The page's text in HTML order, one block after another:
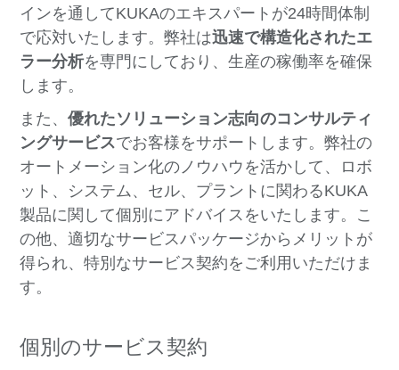
インを通してKUKAのエキスパートが24時間体制
で応対いたします。弊社は迅速で構造化されたエ
ラー分析を専門にしており、生産の稼働率を確保
します。
また、優れたソリューション志向のコンサルティ
ングサービスでお客様をサポートします。弊社の
オートメーション化のノウハウを活かして、ロボ
ット、システム、セル、プラントに関わるKUKA
製品に関して個別にアドバイスをいたします。こ
の他、適切なサービスパッケージからメリットが
得られ、特別なサービス契約をご利用いただけま
す。
個別のサービス契約